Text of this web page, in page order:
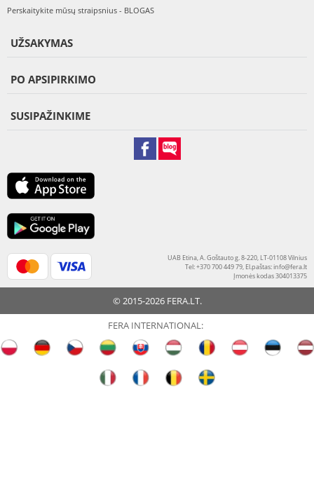
Perskaitykite mūsų straipsnius - BLOGAS
UŽSAKYMAS
PO APSIPIRKIMO
SUSIPAŽINKIME
UAB Etina, A. Goštauto g. 8-220, LT-01108 Vilnius
Tel: +370 700 449 79, El.paštas:info@fera.lt
Įmonės kodas 304013375
© 2015-2026 FERA.LT.
FERA INTERNATIONAL: